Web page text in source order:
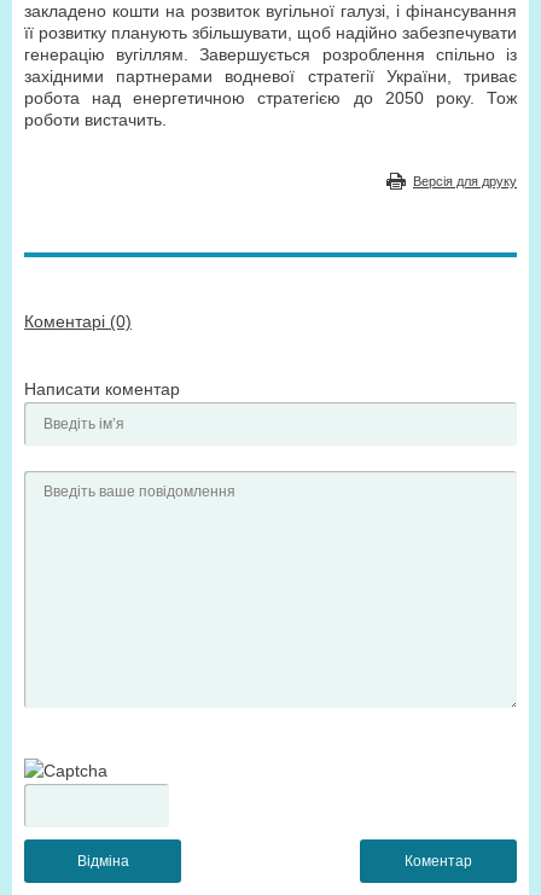
закладено кошти на розвиток вугільної галузі, і фінансування
її розвитку планують збільшувати, щоб надійно забезпечувати
генерацію вугіллям. Завершується розроблення спільно із
західними партнерами водневої стратегії України, триває
робота над енергетичною стратегією до 2050 року. Тож
роботи вистачить.
Версія для друку
Коментарі (0)
Написати коментар